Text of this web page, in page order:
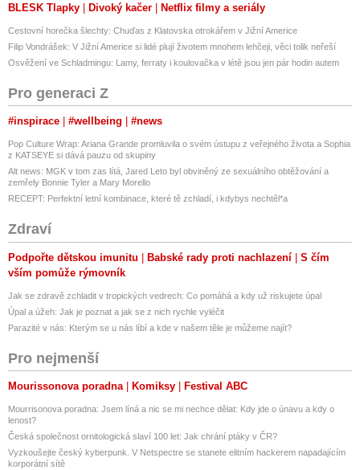
BLESK Tlapky Divoký kačer Netflix filmy a seriály
Cestovní horečka šlechty: Chuďas z Klatovska otrokářem v Jižní Americe
Filip Vondrášek: V Jižní Americe si lidé plují životem mnohem lehčeji, věci tolik neřeší
Osvěžení ve Schladmingu: Lamy, ferraty i koulovačka v létě jsou jen pár hodin autem
Pro generaci Z
#inspirace #wellbeing #news
Pop Culture Wrap: Ariana Grande promluvila o svém ústupu z veřejného života a Sophia
z KATSEYE si dává pauzu od skupiny
Alt news: MGK v tom zas lítá, Jared Leto byl obviněný ze sexuálního obtěžování a
zemřely Bonnie Tyler a Mary Morello
RECEPT: Perfektní letní kombinace, které tě zchladí, i kdybys nechtěl*a
Zdraví
Podpořte dětskou imunitu Babské rady proti nachlazení
S čím
vším pomůže rýmovník
Jak se zdravě zchladit v tropických vedrech: Co pomáhá a kdy už riskujete úpal
Úpal a úžeh: Jak je poznat a jak se z nich rychle vyléčit
Parazité v nás: Kterým se u nás líbí a kde v našem těle je můžeme najít?
Pro nejmenší
Mourissonova poradna Komiksy Festival ABC
Mourrisonova poradna: Jsem líná a nic se mi nechce dělat: Kdy jde o únavu a kdy o
lenost?
Česká společnost ornitologická slaví 100 let: Jak chrání ptáky v ČR?
Vyzkoušejte český kyberpunk. V Netspectre se stanete elitním hackerem napadajícím
korporátní sítě